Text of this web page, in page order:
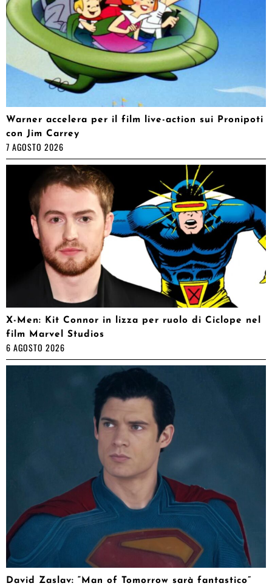
Warner accelera per il film live-action sui Pronipoti
con Jim Carrey
7 AGOSTO 2026
X-Men: Kit Connor in lizza per ruolo di Ciclope nel
film Marvel Studios
6 AGOSTO 2026
David Zaslav: “Man of Tomorrow sarà fantastico”